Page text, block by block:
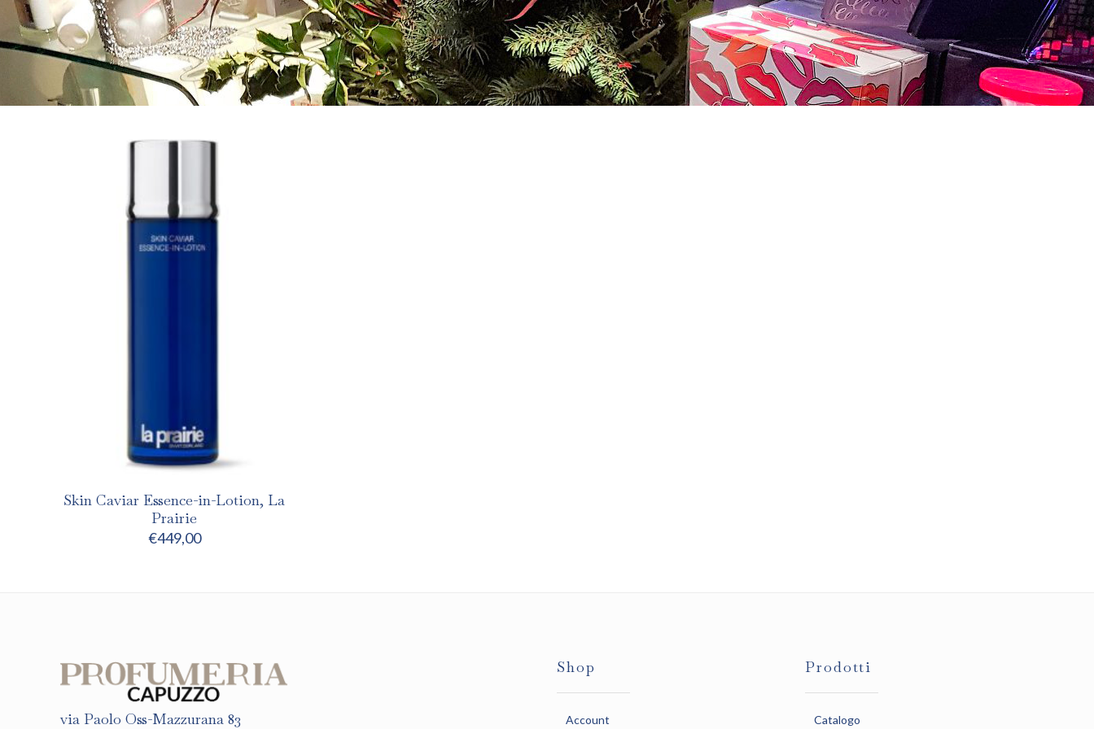
Skin Caviar Essence-in-Lotion, La
Prairie
€449,00
via Paolo Oss-Mazzurana 83
Shop
Account
Prodotti
Catalogo